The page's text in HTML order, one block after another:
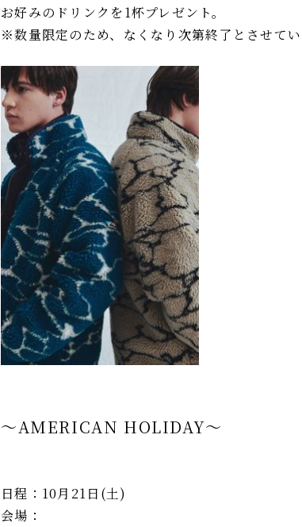
お好みのドリンクを1杯プレゼント。
※数量限定のため、なくなり次第終了とさせてい
～AMERICAN HOLIDAY～
日程：10月21日(土)
会場：